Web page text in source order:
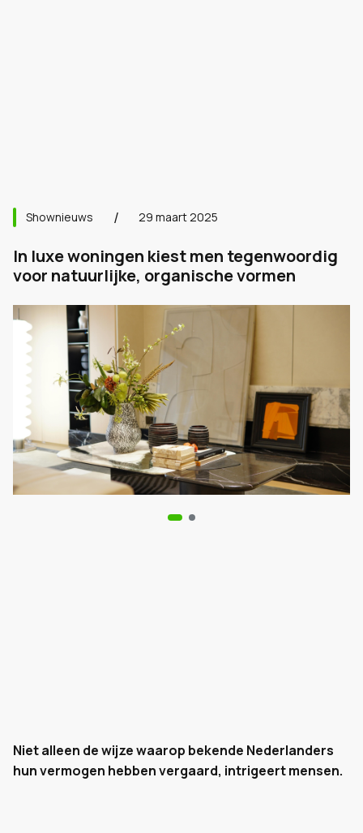
Shownieuws 29 maart 2025
In luxe woningen kiest men tegenwoordig
voor natuurlijke, organische vormen
Niet alleen de wijze waarop bekende Nederlanders
hun vermogen hebben vergaard, intrigeert mensen.